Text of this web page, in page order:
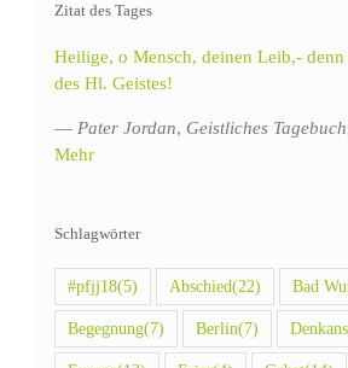
Zitat des Tages
Heilige, o Mensch, deinen Leib,- denn
des Hl. Geistes!
— Pater Jordan, Geistliches
Mehr
Schlagwörter
#pfjj18(5) Abschied(22) Bad
Begegnung(7) Berlin(7)